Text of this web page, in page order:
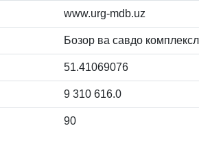
www.urg-mdb.uz
Бозор ва савдо
51.41069076
9 310 616.0
90